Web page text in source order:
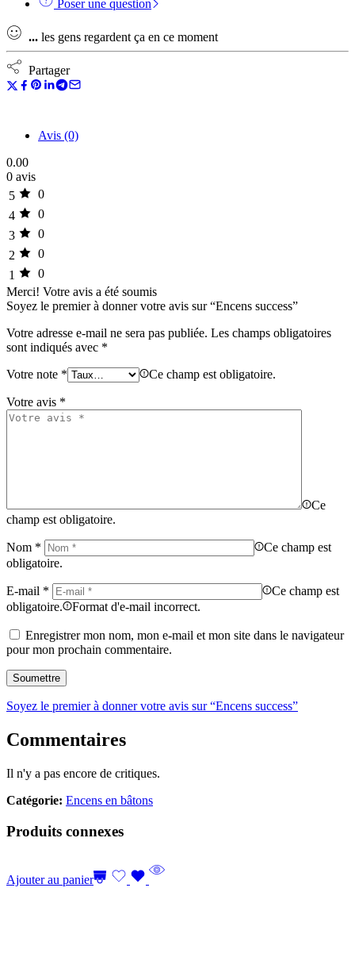
Poser une question
... les gens regardent ça en ce moment
Partager
Avis (0)
0.00
0 avis
5
0
4
0
3
0
2
0
1
0
Merci! Votre avis a été soumis
Soyez le premier à donner votre avis sur “Encens success”
Votre adresse e-mail ne sera pas publiée. Les champs obligatoires
sont indiqués avec *
Votre note * Ce champ est obligatoire.
Votre avis *
Ce
champ est obligatoire.
Nom *
Ce champ est
obligatoire.
E-mail *
Ce champ est
obligatoire.
Format d'e-mail incorrect.
Enregistrer mon nom, mon e-mail et mon site dans le navigateur
pour mon prochain commentaire.
Soyez le premier à donner votre avis sur “Encens success”
Commentaires
Il n'y a pas encore de critiques.
Catégorie: Encens en bâtons
Produits connexes
Ajouter au panier